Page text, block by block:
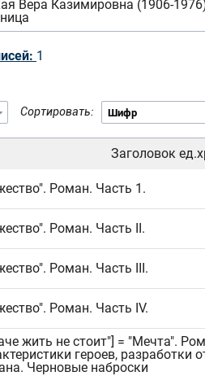
Вера Казимировна (1906-
1
Сортировать:
Заголовок
Роман. Часть 1.
Роман. Часть II.
Роман. Часть III.
Роман. Часть IV.
жить не стоит"] = "Мечта".
героев, разработки
Черновые наброски